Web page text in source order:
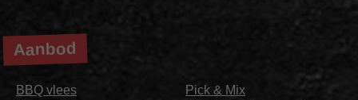
Aanbod
BBQ vlees
Pick & Mix